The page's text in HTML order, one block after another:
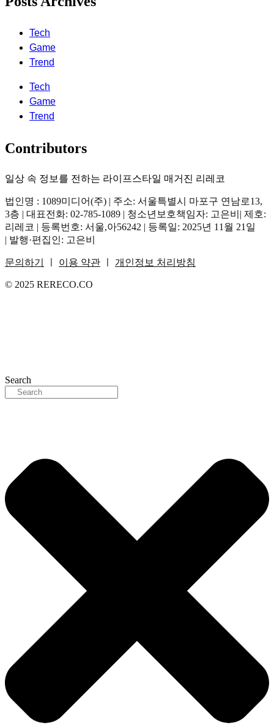
Tech
Game
Trend
Tech
Game
Trend
Contributors
일상 속 정보를 전하는 라이프스타일 매거진 리레코
법인명 : 1089미디어(주) | 주소: 서울특별시 마포구 연남로13,
3층 | 대표전화: 02-785-1089 | 청소년보호책임자: 고은비| 제호:
리레코 | 등록번호: 서울,아56242 | 등록일: 2025년 11월 21일
| 발행·편집인: 고은비
문의하기 이용 약관 개인정보 처리방침
© 2025 RERECO.CO
Search